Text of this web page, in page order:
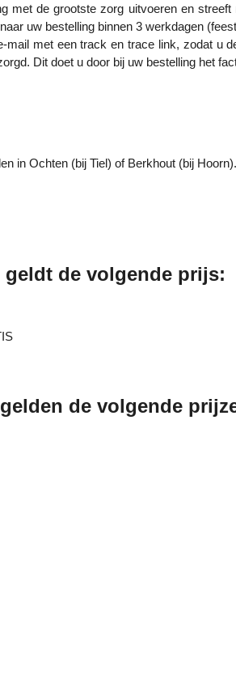
met de grootste zorg uitvoeren en
uw bestelling binnen 3 werkdagen
mail met een track en trace link, zodat u
Dit doet u door bij uw bestelling het
in Ochten (bij Tiel) of Berkhout (bij
de volgende prijs:
de volgende